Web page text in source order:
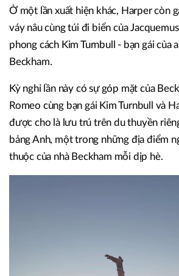
Ở một lần xuất hiện khác, Harper còn
váy nâu cùng túi đi biển của
phong cách Kim Turnbull - bạn gái của
Beckham.
Kỳ nghỉ lần này có sự góp mặt của
Romeo cùng bạn gái Kim Turnbull và
được cho là lưu trú trên du thuyền
bảng Anh, một trong những địa điểm
thuộc của nhà Beckham mỗi dịp hè.